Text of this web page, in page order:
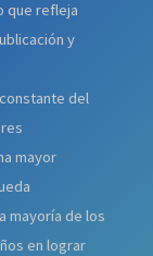
que refleja
y
del
mayor
mayoría de los
en lograr